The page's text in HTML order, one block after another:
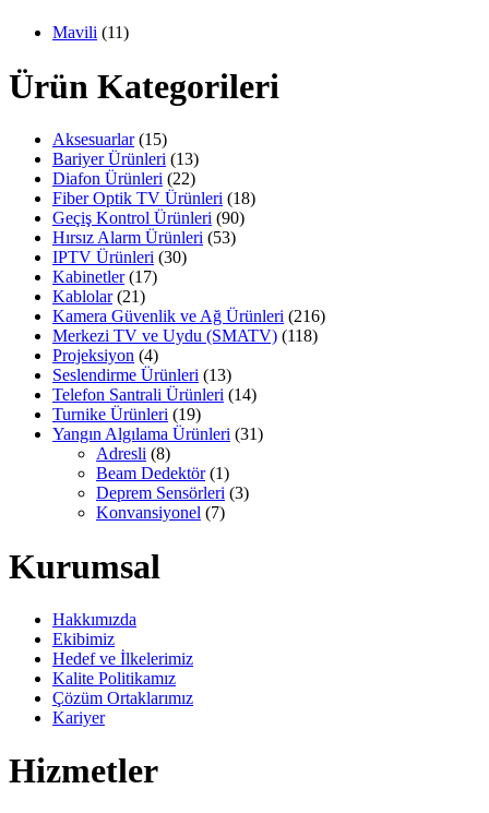
Mavili (11)
Ürün Kategorileri
Aksesuarlar (15)
Bariyer Ürünleri (13)
Diafon Ürünleri (22)
Fiber Optik TV Ürünleri (18)
Geçiş Kontrol Ürünleri (90)
Hırsız Alarm Ürünleri (53)
IPTV Ürünleri (30)
Kabinetler (17)
Kablolar (21)
Kamera Güvenlik ve Ağ Ürünleri (216)
Merkezi TV ve Uydu (SMATV) (118)
Projeksiyon (4)
Seslendirme Ürünleri (13)
Telefon Santrali Ürünleri (14)
Turnike Ürünleri (19)
Yangın Algılama Ürünleri (31)
Adresli (8)
Beam Dedektör (1)
Deprem Sensörleri (3)
Konvansiyonel (7)
Kurumsal
Hakkımızda
Ekibimiz
Hedef ve İlkelerimiz
Kalite Politikamız
Çözüm Ortaklarımız
Kariyer
Hizmetler